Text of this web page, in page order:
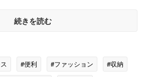
続きを読む
#便利 #ファッション
#収納